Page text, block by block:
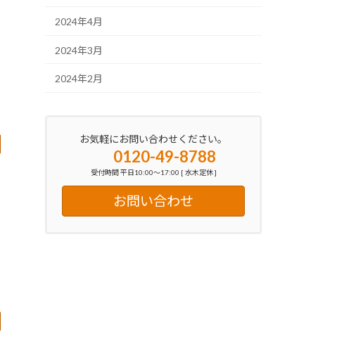
2024年4月
2024年3月
2024年2月
お気軽にお問い合わせください。
0120-49-8788
受付時間 平日10:00～17:00 [ 水木定休 ]
お問い合わせ